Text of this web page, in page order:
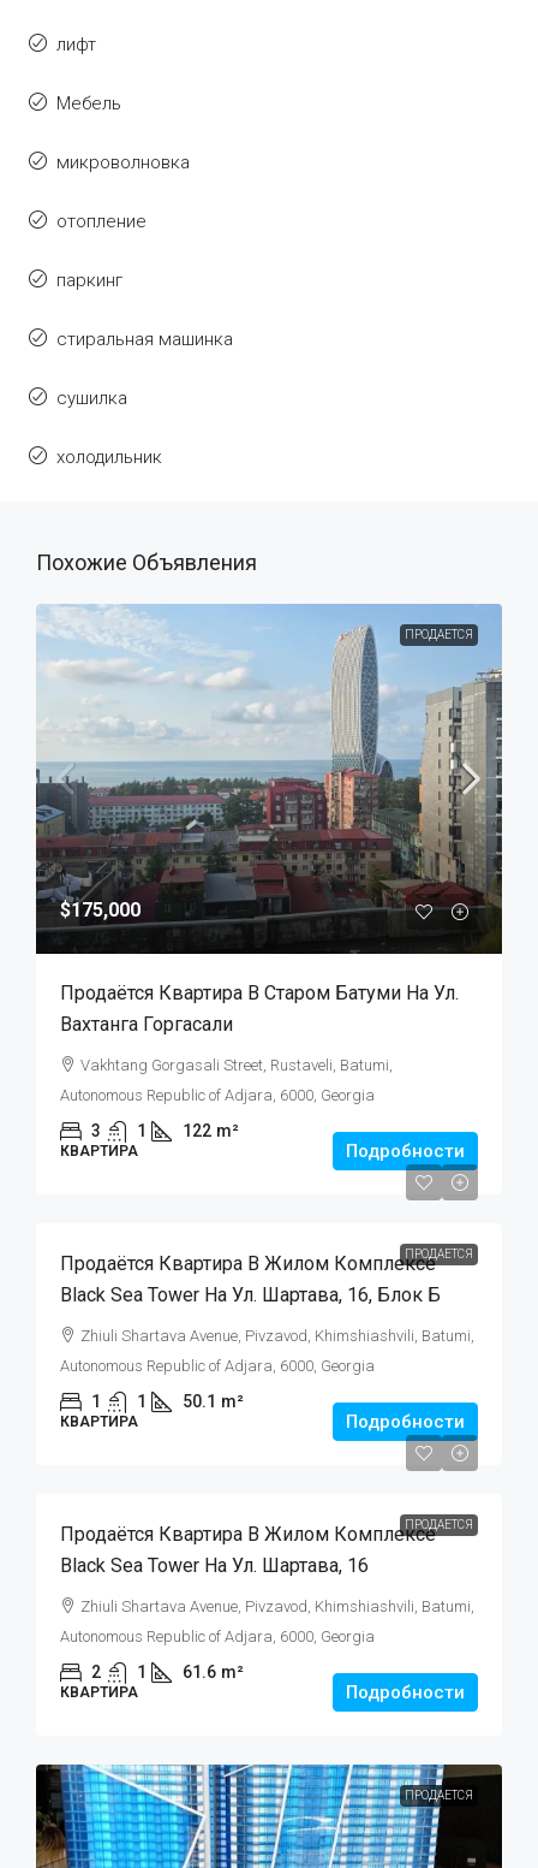
лифт
Мебель
микроволновка
отопление
паркинг
стиральная машинка
сушилка
холодильник
Похожие Объявления
ПРОДАЕТСЯ
$175,000
Продаётся Квартира В Старом Батуми На Ул.
Вахтанга Горгасали
Vakhtang Gorgasali Street, Rustaveli, Batumi,
Autonomous Republic of Adjara, 6000, Georgia
3 1 122 m²
КВАРТИРА Подробности
ПРОДАЕТСЯ
Продаётся Квартира В Жилом Комплексе
Black Sea Tower На Ул. Шартава, 16, Блок Б
Zhiuli Shartava Avenue, Pivzavod, Khimshiashvili, Batumi,
Autonomous Republic of Adjara, 6000, Georgia
1 1 50.1 m²
КВАРТИРА Подробности
ПРОДАЕТСЯ
Продаётся Квартира В Жилом Комплексе
Black Sea Tower На Ул. Шартава, 16
Zhiuli Shartava Avenue, Pivzavod, Khimshiashvili, Batumi,
Autonomous Republic of Adjara, 6000, Georgia
2 1 61.6 m²
КВАРТИРА Подробности
ПРОДАЕТСЯ